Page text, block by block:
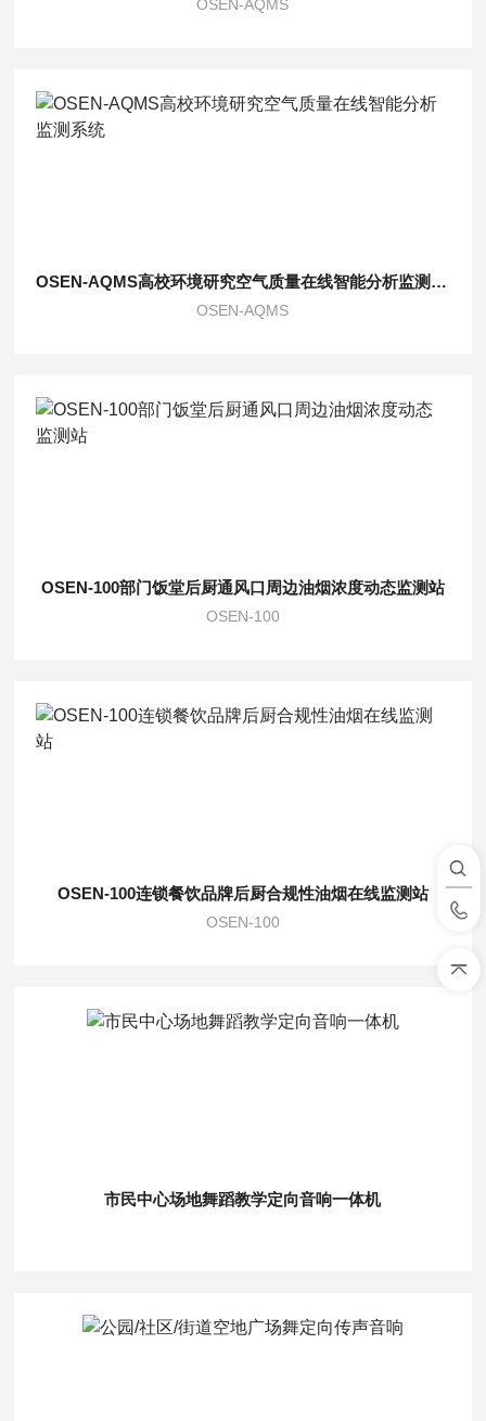
OSEN-AQMS
OSEN-AQMS高校环境研究空气质量在线智能分析监测系统
OSEN-AQMS
OSEN-100部门饭堂后厨通风口周边油烟浓度动态监测站
OSEN-100
OSEN-100连锁餐饮品牌后厨合规性油烟在线监测站
OSEN-100
市民中心场地舞蹈教学定向音响一体机